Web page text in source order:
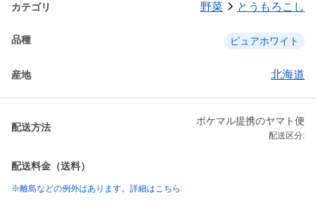
カテゴリ 野菜 とうもろこし
品種 ピュアホワイト
産地 北海道
配送方法
ポケマル提携のヤマト便
配送区分:
配送料金（送料）
※離島などの例外はあります。詳細はこちら